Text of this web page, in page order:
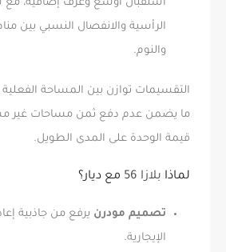
استقبال أوسع وغرف إضافية، مع
الرأسية والانفصال النسبي بين
والنوم.
التقسيمات توازن بين المساحة الفعلية
ما يضمن عدم دفع ثمن مساحات غير
قيمة الوحدة على المدى الطويل.
لماذا بلازا 56 مع ديار؟
تصميم مودرن يرفع من جاذبية
الإيجارية.